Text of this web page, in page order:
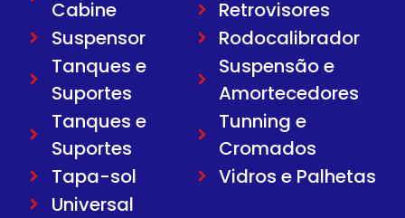
Cabine
Suspensor
Tanques e
Suportes
Tanques e
Suportes
Tapa-sol
Universal
Retrovisores
Rodocalibrador
Suspensão e
Amortecedores
Tunning e
Cromados
Vidros e Palhetas